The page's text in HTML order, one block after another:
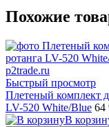
Похожие
Быстрый просмотр
Плетеный комплект
LV-520 White/Blue 64
В